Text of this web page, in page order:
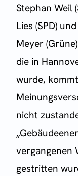
Stephan Weil
Lies (SPD)
Meyer
die in
wurde,
nicht
vergangenen
gestritten